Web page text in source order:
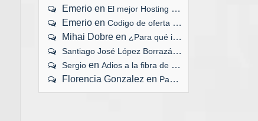
Emerio en El mejor Hosting VPS en España
Emerio en Codigo de oferta Cubenode Hosting
Mihai Dobre en ¿Para qué instalar un certificado SSL?
Santiago José López Borrazás en
Sergio en Adios a la fibra de Movistar
Florencia Gonzalez en Pasar libros de Google Play a eBook